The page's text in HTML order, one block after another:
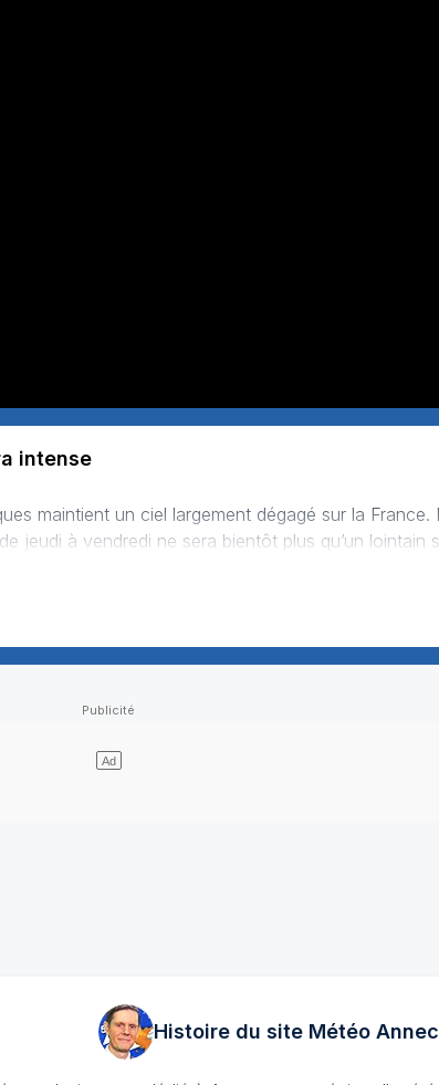
intense
à vendredi ne sera bientôt plus qu’un lointain
Histoire du site Météo